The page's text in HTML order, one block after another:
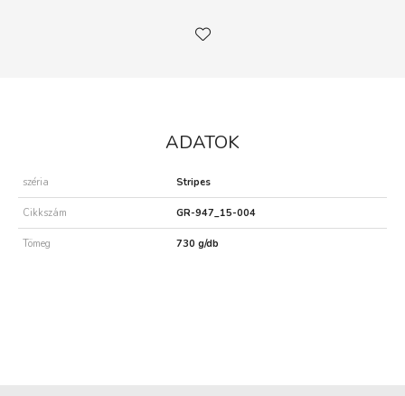
ADATOK
széria Stripes
Cikkszám GR-947_15-004
Tömeg 730 g/db